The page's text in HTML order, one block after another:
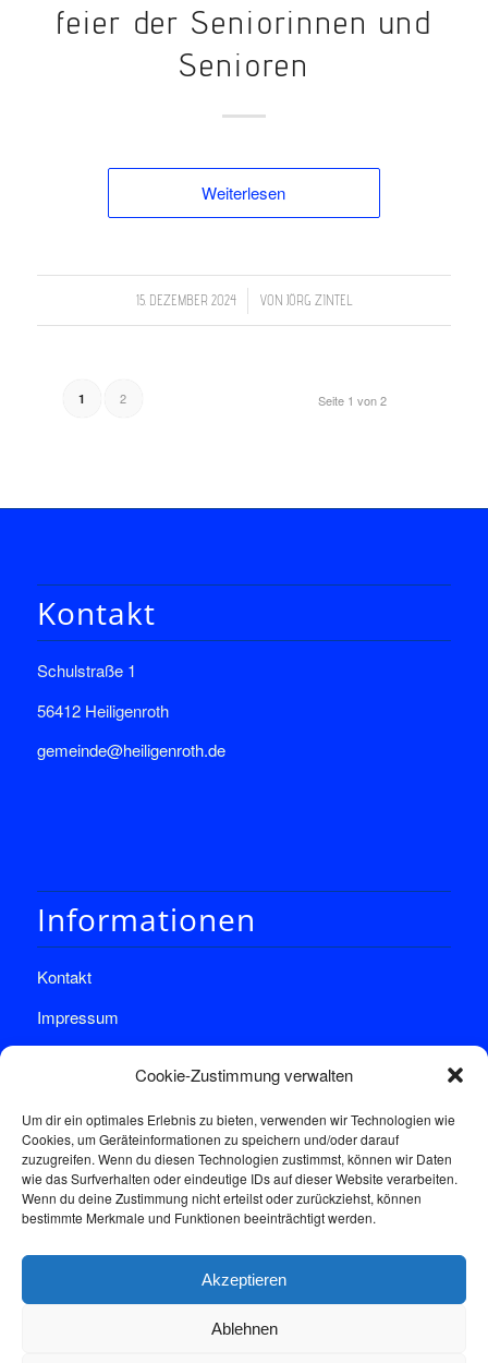
Cookie-Zustimmung verwalten
Um dir ein optimales Erlebnis zu bieten, verwenden wir Technologien wie
Cookies, um Geräteinformationen zu speichern und/oder darauf
zuzugreifen. Wenn du diesen Technologien zustimmst, können wir Daten
wie das Surfverhalten oder eindeutige IDs auf dieser Website verarbeiten.
Wenn du deine Zustimmung nicht erteilst oder zurückziehst, können
bestimmte Merkmale und Funktionen beeinträchtigt werden.
Akzeptieren
Ablehnen
feier der Sen­­ior­­innen und
Sen­­ioren
Weiterlesen
15. DEZEMBER 2024
/ VON JÖRG ZINTEL
Seite 1 von 2
1 2
Kontakt
Schulstraße 1
56412 Heiligenroth
gemeinde@heiligenroth.de
Informationen
Kontakt
Impressum
Sprechstunde
Donnerstags: 17:00-18:30